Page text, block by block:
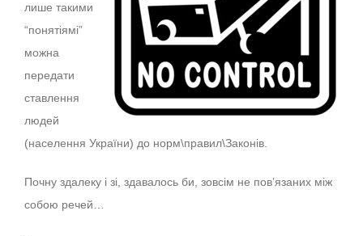
лише такими
“понятіямі”
можна
передати
ставлення
людей
(населення України) до норм\правил\Законів.
Почну здалеку і зі, здавалось би, зовсім не пов’язаних між
собою речей…